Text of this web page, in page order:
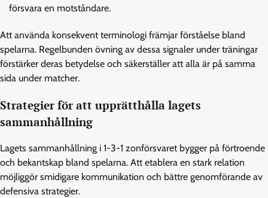
försvara en motståndare.
Att använda konsekvent terminologi främjar förståelse bland
spelarna. Regelbunden övning av dessa signaler under träningar
förstärker deras betydelse och säkerställer att alla är på samma
sida under matcher.
Strategier för att upprätthålla lagets
sammanhållning
Lagets sammanhållning i 1-3-1 zonförsvaret bygger på förtroende
och bekantskap bland spelarna. Att etablera en stark relation
möjliggör smidigare kommunikation och bättre genomförande av
defensiva strategier.